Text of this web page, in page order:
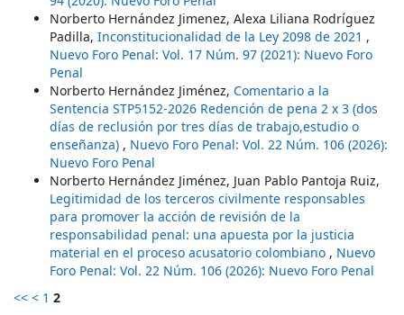
Norberto Hernández Jimenez, Alexa Liliana Rodríguez
Padilla, Inconstitucionalidad de la Ley 2098 de 2021 ,
Nuevo Foro Penal: Vol. 17 Núm. 97 (2021): Nuevo Foro
Penal
Norberto Hernández Jiménez, Comentario a la
Sentencia STP5152-2026 Redención de pena 2 x 3 (dos
días de reclusión por tres días de trabajo,estudio o
enseñanza) , Nuevo Foro Penal: Vol. 22 Núm. 106 (2026):
Nuevo Foro Penal
Norberto Hernández Jiménez, Juan Pablo Pantoja Ruiz,
Legitimidad de los terceros civilmente responsables
para promover la acción de revisión de la
responsabilidad penal: una apuesta por la justicia
material en el proceso acusatorio colombiano , Nuevo
Foro Penal: Vol. 22 Núm. 106 (2026): Nuevo Foro Penal
<< < 1 2